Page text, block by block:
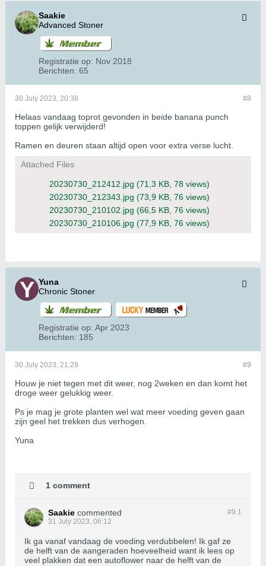
Saakie
Advanced Stoner
Registratie op: Nov 2018
Berichten: 65
#8
30 July 2023, 20:38
Helaas vandaag toprot gevonden in beide banana punch
toppen gelijk verwijderd!
Ramen en deuren staan altijd open voor extra verse lucht.
Attached Files
20230730_212412.jpg (71,3 KB, 78 views)
20230730_212343.jpg (73,9 KB, 76 views)
20230730_210102.jpg (66,5 KB, 76 views)
20230730_210106.jpg (77,9 KB, 76 views)
Yuna
Chronic Stoner
Registratie op: Apr 2023
Berichten: 185
#9
30 July 2023, 21:29
Houw je niet tegen met dit weer, nog 2weken en dan komt het
droge weer gelukkig weer.
Ps je mag je grote planten wel wat meer voeding geven gaan
zijn geel het trekken dus verhogen.
Yuna
1 comment
#9.1
Saakie commented
31 July 2023, 06:12
Ik ga vanaf vandaag de voeding verdubbelen! Ik gaf ze
de helft van de aangeraden hoeveelheid want ik lees op
veel plakken dat een autoflower naar de helft van de